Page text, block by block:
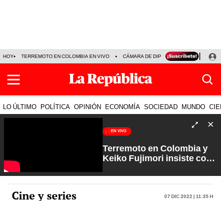
HOY TERREMOTO EN COLOMBIA EN VIVO CÁMARA DE DIPUTADOS PRECIO
LO ÚLTIMO POLÍTICA OPINIÓN ECONOMÍA SOCIEDAD MUNDO
EN VIVO
Terremoto en Colombia y
Keiko Fujimori insiste con
Olvide con Carlos Cornejo
Cine y series 07 Dic 2022 | 11:35 h